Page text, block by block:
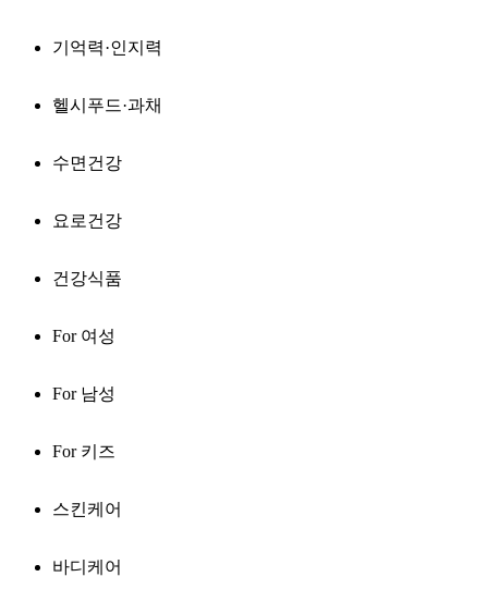
기억력·인지력
헬시푸드·과채
수면건강
요로건강
건강식품
For 여성
For 남성
For 키즈
스킨케어
바디케어